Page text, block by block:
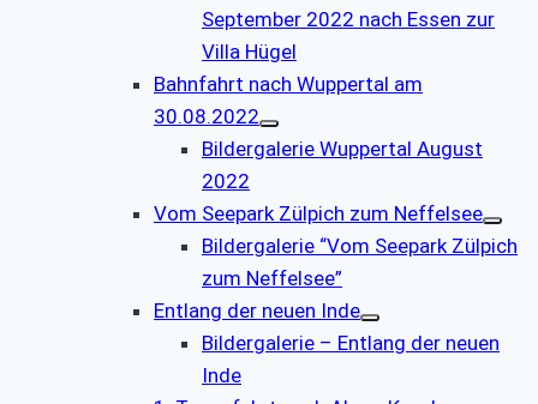
September 2022 nach Essen zur
Villa Hügel
Bahnfahrt nach Wuppertal am
30.08.2022
Bildergalerie Wuppertal August
2022
Vom Seepark Zülpich zum Neffelsee
Bildergalerie “Vom Seepark Zülpich
zum Neffelsee”
Entlang der neuen Inde
Bildergalerie – Entlang der neuen
Inde